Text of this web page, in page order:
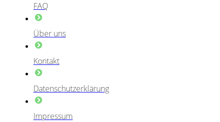
FAQ
Über uns
Kontakt
Datenschutzerklärung
Impressum